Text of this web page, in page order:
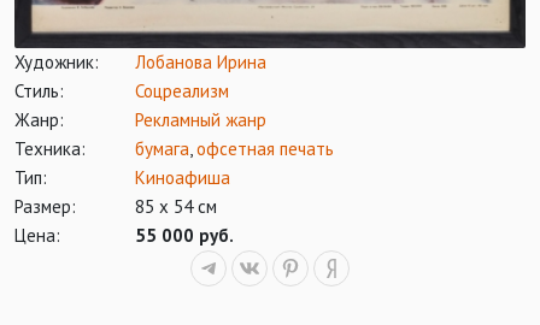
Художник:
Лобанова Ирина
Стиль:
Соцреализм
Жанр:
Рекламный жанр
Техника:
бумага,офсетная печать
Тип:
Киноафиша
Размер:
85 х 54 см
Цена:
55 000 руб.